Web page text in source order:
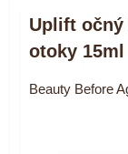
Uplift očný
otoky 15ml
Beauty Before